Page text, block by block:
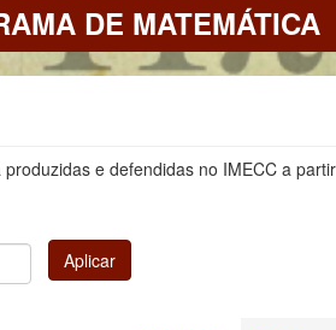
DE MATEMÁTICA
e defendidas no IMECC a partir
Aplicar